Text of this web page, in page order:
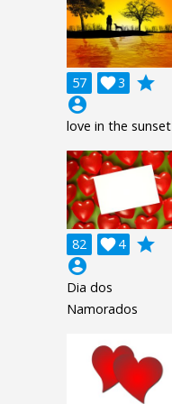
57 3

grade
account_circle
love in the sunset
82 4

grade
account_circle
Dia dos
Namorados